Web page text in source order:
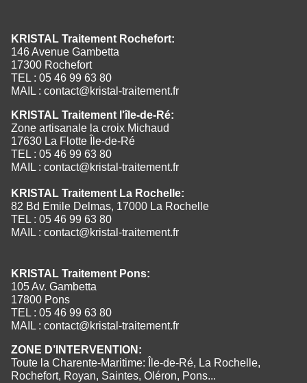
KRISTAL Traitement Rochefort:
146 Avenue Gambetta
17300 Rochefort
TEL : 05 46 99 63 80
MAIL : contact@kristal-traitement.fr
KRISTAL Traitement l'île-de-Ré:
Zone artisanale la croix Michaud
17630 La Flotte Île-de-Ré
TEL : 05 46 99 63 80
MAIL : contact@kristal-traitement.fr
KRISTAL Traitement La Rochelle:
82 Bd Emile Delmas, 17000 La Rochelle
TEL : 05 46 99 63 80
MAIL : contact@kristal-traitement.fr
KRISTAL Traitement Pons:
105 Av. Gambetta
17800 Pons
TEL : 05 46 99 63 80
MAIL : contact@kristal-traitement.fr
ZONE D’INTERVENTION:
Toute la Charente-Maritime: Île-de-Ré, La Rochelle,
Rochefort, Royan, Saintes, Oléron, Pons...